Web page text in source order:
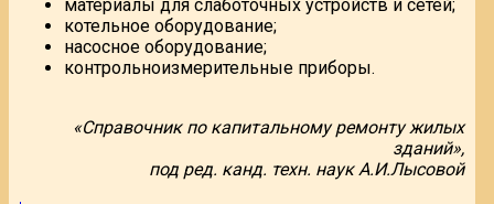
материалы для слаботочных устройств и сетей;
котельное оборудование;
насосное оборудование;
контрольноизмерительные приборы.
«Справочник по капитальному ремонту жилых
зданий»,
под ред. канд. техн. наук А.И.Лысовой